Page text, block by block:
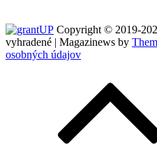
Copyright © 2019-
vyhradené | Magazinews by
osobných údajov